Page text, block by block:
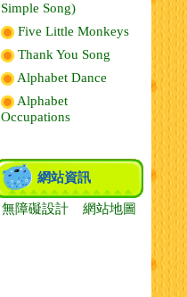
Simple Song)
Five Little Monkeys
Thank You Song
Alphabet Dance
Alphabet
Occupations
網站資訊
無障礙設計 網站地圖